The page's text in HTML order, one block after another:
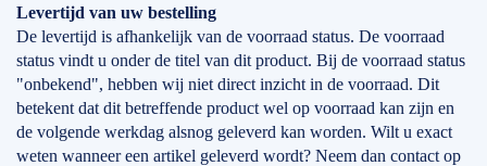
Levertijd van uw bestelling
De levertijd is afhankelijk van de voorraad status. De voorraad
status vindt u onder de titel van dit product. Bij de voorraad status
"onbekend", hebben wij niet direct inzicht in de voorraad. Dit
betekent dat dit betreffende product wel op voorraad kan zijn en
de volgende werkdag alsnog geleverd kan worden. Wilt u exact
weten wanneer een artikel geleverd wordt? Neem dan contact op